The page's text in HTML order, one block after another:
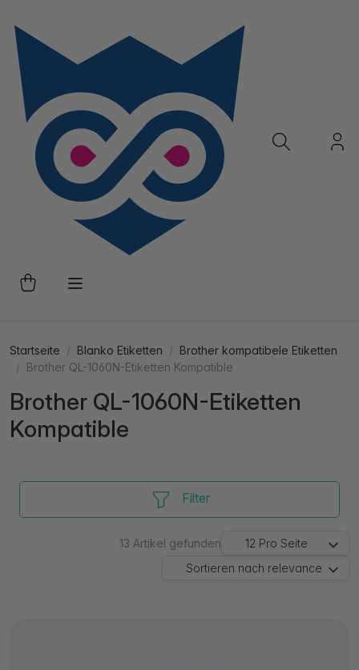
Startseite Blanko Etiketten
Brother kompatibele Etiketten
Brother QL-1060N-Etiketten Kompatible
Brother QL-1060N-Etiketten
Kompatible
Filter
13 Artikel gefunden 12 Pro Seite
Sortieren nach relevance